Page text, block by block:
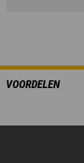
VOORDELEN